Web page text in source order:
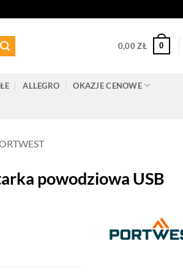
0,00ZŁ 0
ALLEGRO OKAZJE CENOWE
powodziowa USB